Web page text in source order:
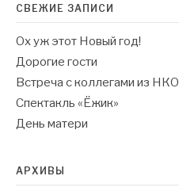
СВЕЖИЕ ЗАПИСИ
Ох уж этот Новый год!
Дорогие гости
Встреча с коллегами из НКО
Спектакль «Ёжик»
День матери
АРХИВЫ